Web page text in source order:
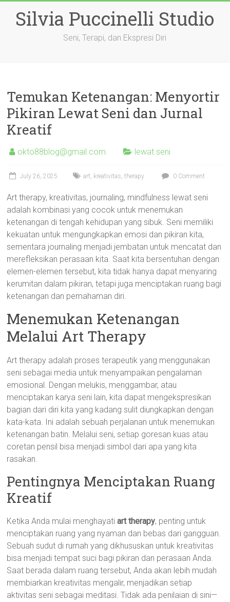
contentSilvia Puccinelli Studio
Seni, Terapi, dan Ekspresi Diri
Temukan Ketenangan: Menyortir
Pikiran Lewat Seni dan Jurnal
Kreatif
okto88blog@gmail.com lewat seni
July 26, 2025 art, kreativitas,therapy 0 Comment
Art therapy, kreativitas, journaling, mindfulness lewat seni
adalah kombinasi yang cocok untuk menemukan
ketenangan di tengah kehidupan yang sibuk. Seni memiliki
kekuatan untuk mengungkapkan emosi dan pikiran kita,
sementara journaling menjadi jembatan untuk mencatat dan
merefleksikan perasaan kita. Saat kita bersentuhan dengan
elemen-elemen tersebut, kita tidak hanya dapat menyaring
kerumitan dalam pikiran, tetapi juga menciptakan ruang bagi
ketenangan dan pemahaman diri.
Menemukan Ketenangan
Melalui Art Therapy
Art therapy adalah proses terapeutik yang menggunakan
seni sebagai media untuk menyampaikan pengalaman
emosional. Dengan melukis, menggambar, atau
menciptakan karya seni lain, kita dapat mengekspresikan
bagian dari diri kita yang kadang sulit diungkapkan dengan
kata-kata. Ini adalah sebuah perjalanan untuk menemukan
ketenangan batin. Melalui seni, setiap goresan kuas atau
coretan pensil bisa menjadi simbol dari apa yang kita
rasakan.
Pentingnya Menciptakan Ruang
Kreatif
Ketika Anda mulai menghayatiart therapy, penting untuk
menciptakan ruang yang nyaman dan bebas dari gangguan.
Sebuah sudut di rumah yang dikhususkan untuk kreativitas
bisa menjadi tempat suci bagi pikiran dan perasaan Anda.
Saat berada dalam ruang tersebut, Anda akan lebih mudah
membiarkan kreativitas mengalir, menjadikan setiap
aktivitas seni sebagai meditasi. Tidak ada penilaian di sini—